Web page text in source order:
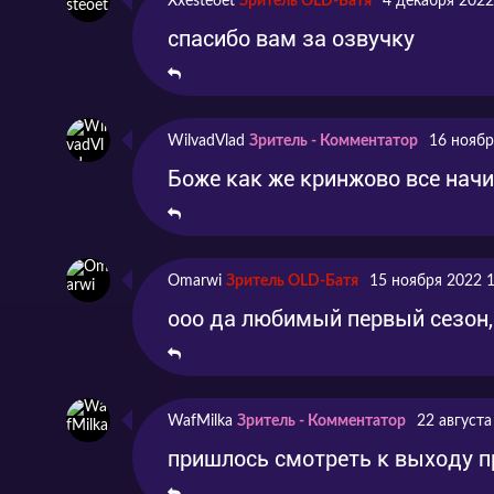
Серия 6
Лето! Пляж!Я хочу
мужество!
Серия 8 Я хочу посмотреть
Цуки Узаки хочет острых
Серия 10 Я хочу потусоваться в
Серия 11 11 серия
Серия 12 12 серия
спасибо вам за озвучку
WilvadVlad Зритель - Комментатор 16
Боже как же кринжово все
Omarwi Зритель OLD-Батя 15 ноября 2022
ооо да любимый первый
WafMilka Зритель - Комментатор 22
пришлось смотреть к выходу